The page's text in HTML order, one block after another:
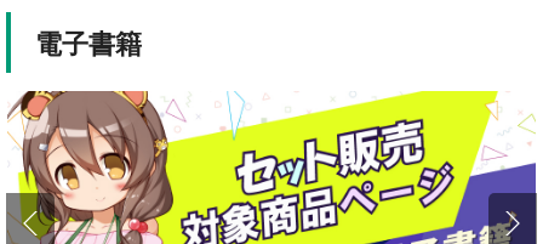
重要 ポイント付与・管理体制改定のお知らせ（2024.11.20 掲載）
電子書籍